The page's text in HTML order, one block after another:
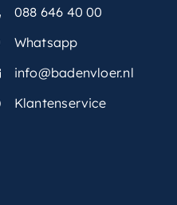
088 646 40 00
Whatsapp
info@badenvloer.nl
Klantenservice